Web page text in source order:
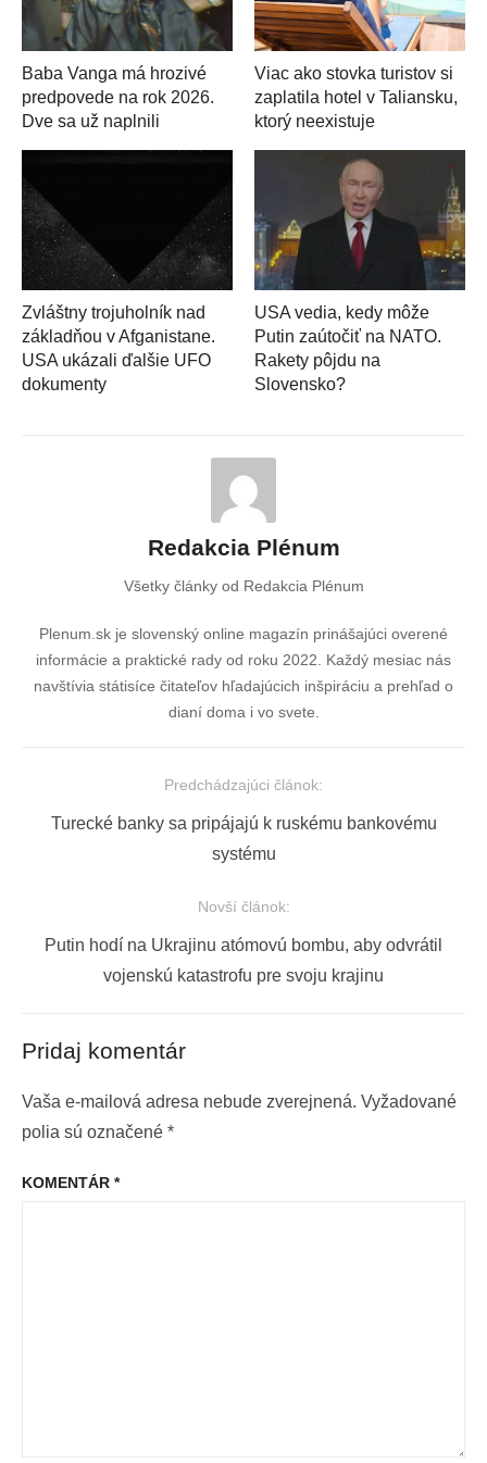
Baba Vanga má hrozivé
predpovede na rok 2026.
Dve sa už naplnili
Viac ako stovka turistov si
zaplatila hotel v Taliansku,
ktorý neexistuje
Zvláštny trojuholník nad
základňou v Afganistane.
USA ukázali ďalšie UFO
dokumenty
USA vedia, kedy môže
Putin zaútočiť na NATO.
Rakety pôjdu na
Slovensko?
Redakcia Plénum
Všetky články od Redakcia Plénum
Plenum.sk je slovenský online magazín prinášajúci overené
informácie a praktické rady od roku 2022. Každý mesiac nás
navštívia státisíce čitateľov hľadajúcich inšpiráciu a prehľad o
dianí doma i vo svete.
Predchádzajúci článok:
Previous
Turecké banky sa pripájajú k ruskému bankovému
systému
Novší článok:
Next
Putin hodí na Ukrajinu atómovú bombu, aby odvrátil
vojenskú katastrofu pre svoju krajinu
Pridaj komentár
Vaša e-mailová adresa nebude zverejnená. Vyžadované
polia sú označené *
KOMENTÁR *